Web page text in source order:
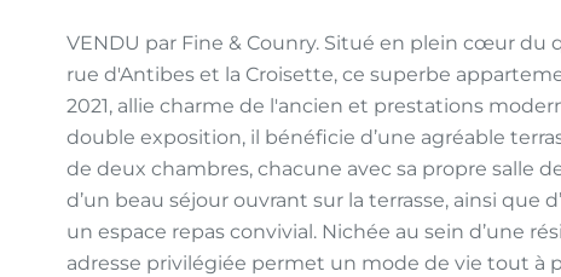
VENDU par Fine & Counry. Situé en plein cœur du
rue d'Antibes et la Croisette, ce superbe
2021, allie charme de l'ancien et prestations
double exposition, il bénéficie d’une agréable
de deux chambres, chacune avec sa propre salle
d’un beau séjour ouvrant sur la terrasse, ainsi
un espace repas convivial. Nichée au sein d’une
adresse privilégiée permet un mode de vie tout à